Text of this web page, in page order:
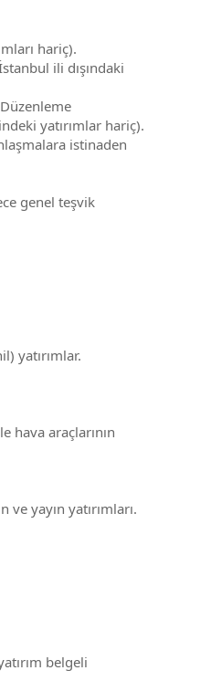
hariç).
ili dışındaki
yatırımlar hariç).
istinaden
genel teşvik
yatırımlar.
araçlarının
yayın yatırımları.
belgeli